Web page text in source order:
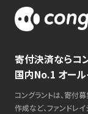
寄付決済ならコ
国内No.1 オー
コングラントは、寄付
作成など、ファンドレ